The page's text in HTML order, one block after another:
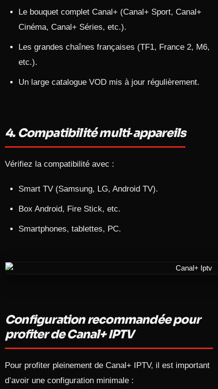
Le bouquet complet Canal+ (Canal+ Sport, Canal+
Cinéma, Canal+ Séries, etc.).
Les grandes chaînes françaises (TF1, France 2, M6,
etc.).
Un large catalogue VOD mis à jour régulièrement.​
4. Compatibilité multi‑appareils
Vérifiez la compatibilité avec :
Smart TV (Samsung, LG, Android TV).
Box Android, Fire Stick, etc.
Smartphones, tablettes, PC.
Configuration recommandée pour
profiter de Canal+ IPTV
Pour profiter pleinement de Canal+ IPTV, il est important
d’avoir une configuration minimale :